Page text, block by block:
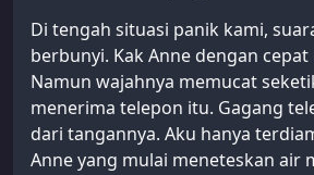
Di tengah situasi panik kami,
berbunyi. Kak Anne dengan
Namun wajahnya memucat
menerima telepon itu. Gagang
dari tangannya. Aku hanya
Anne yang mulai meneteskan air